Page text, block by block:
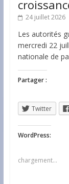
24 juillet 2026
Les autorités
mercredi 22
nationale de
Partager :
Twitter
WordPress:
chargement…